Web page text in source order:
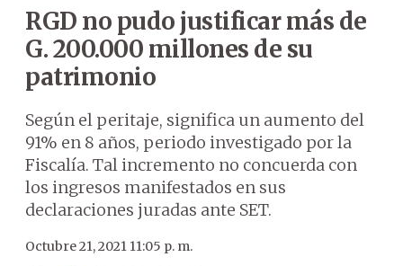
RGD no pudo justificar más de
G. 200.000 millones de su
patrimonio
Según el peritaje, significa un aumento del
91% en 8 años, periodo investigado por la
Fiscalía. Tal incremento no concuerda con
los ingresos manifestados en sus
declaraciones juradas ante SET.
Octubre 21, 2021 11:05 p. m.